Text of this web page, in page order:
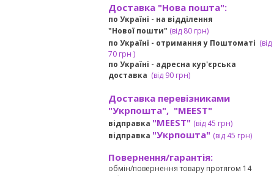
Доставка "Нова пошта":
по Україні - на відділення
"Нової пошти" (від 80 грн)
по Україні - отримання у Поштоматі (від
70 грн )
по Україні - адресна кур'єрська
доставка (від90 грн)
Доставка перевізниками
"Укрпошта", "MEEST"
відправка "MEEST" (від 45 грн)
відправка "Укрпошта" (від 45 грн)
Повернення/гарантія:
обмін/повернення товару протягом 14